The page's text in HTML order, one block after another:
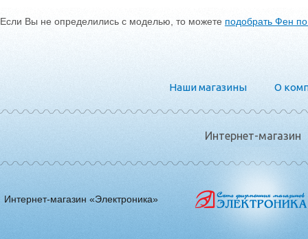
Если Вы не определились с моделью, то можете подобрать Фен
Наши магазины О
Интернет-магазин
Интернет-магазин «Электроника»